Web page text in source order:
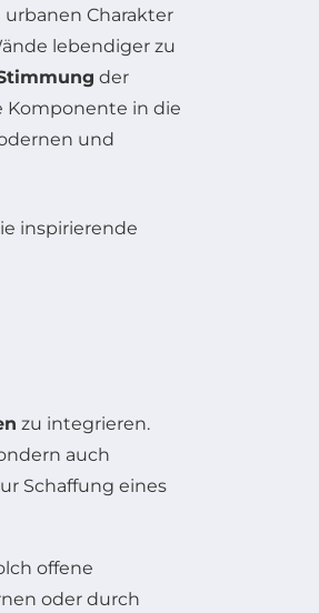
Charakter
lebendiger zu
der
Komponente in die
und
zu integrieren.
auch
Schaffung eines
offene
oder durch